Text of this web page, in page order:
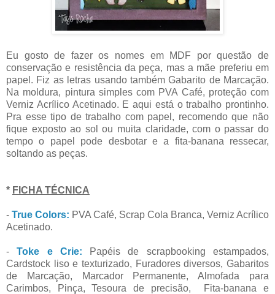
Eu gosto de fazer os nomes em MDF por questão de
conservação e resistência da peça, mas a mãe preferiu em
papel. Fiz as letras usando também Gabarito de Marcação.
Na moldura, pintura simples com PVA Café, proteção com
Verniz Acrílico Acetinado. E aqui está o trabalho prontinho.
Pra esse tipo de trabalho com papel, recomendo que não
fique exposto ao sol ou muita claridade, com o passar do
tempo o papel pode desbotar e a fita-banana ressecar,
soltando as peças.
* FICHA TÉCNICA
- True Colors: PVA Café, Scrap Cola Branca, Verniz Acrílico
Acetinado.
-Toke e Crie: Papéis de scrapbooking estampados,
Cardstock liso e texturizado, Furadores diversos, Gabaritos
de Marcação, Marcador Permanente, Almofada para
Carimbos, Pinça, Tesoura de precisão, Fita-banana e